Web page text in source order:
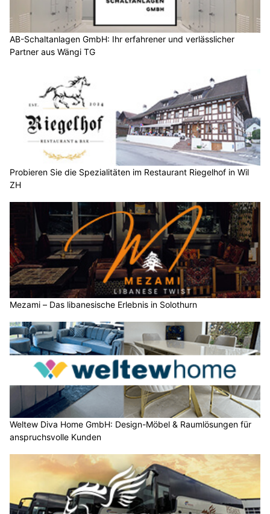
AB-Schaltanlagen GmbH: Ihr erfahrener und verlässlicher
Partner aus Wängi TG
Probieren Sie die Spezialitäten im Restaurant Riegelhof in Wil
ZH
Mezami – Das libanesische Erlebnis in Solothurn
Weltew Diva Home GmbH: Design-Möbel & Raumlösungen für
anspruchsvolle Kunden